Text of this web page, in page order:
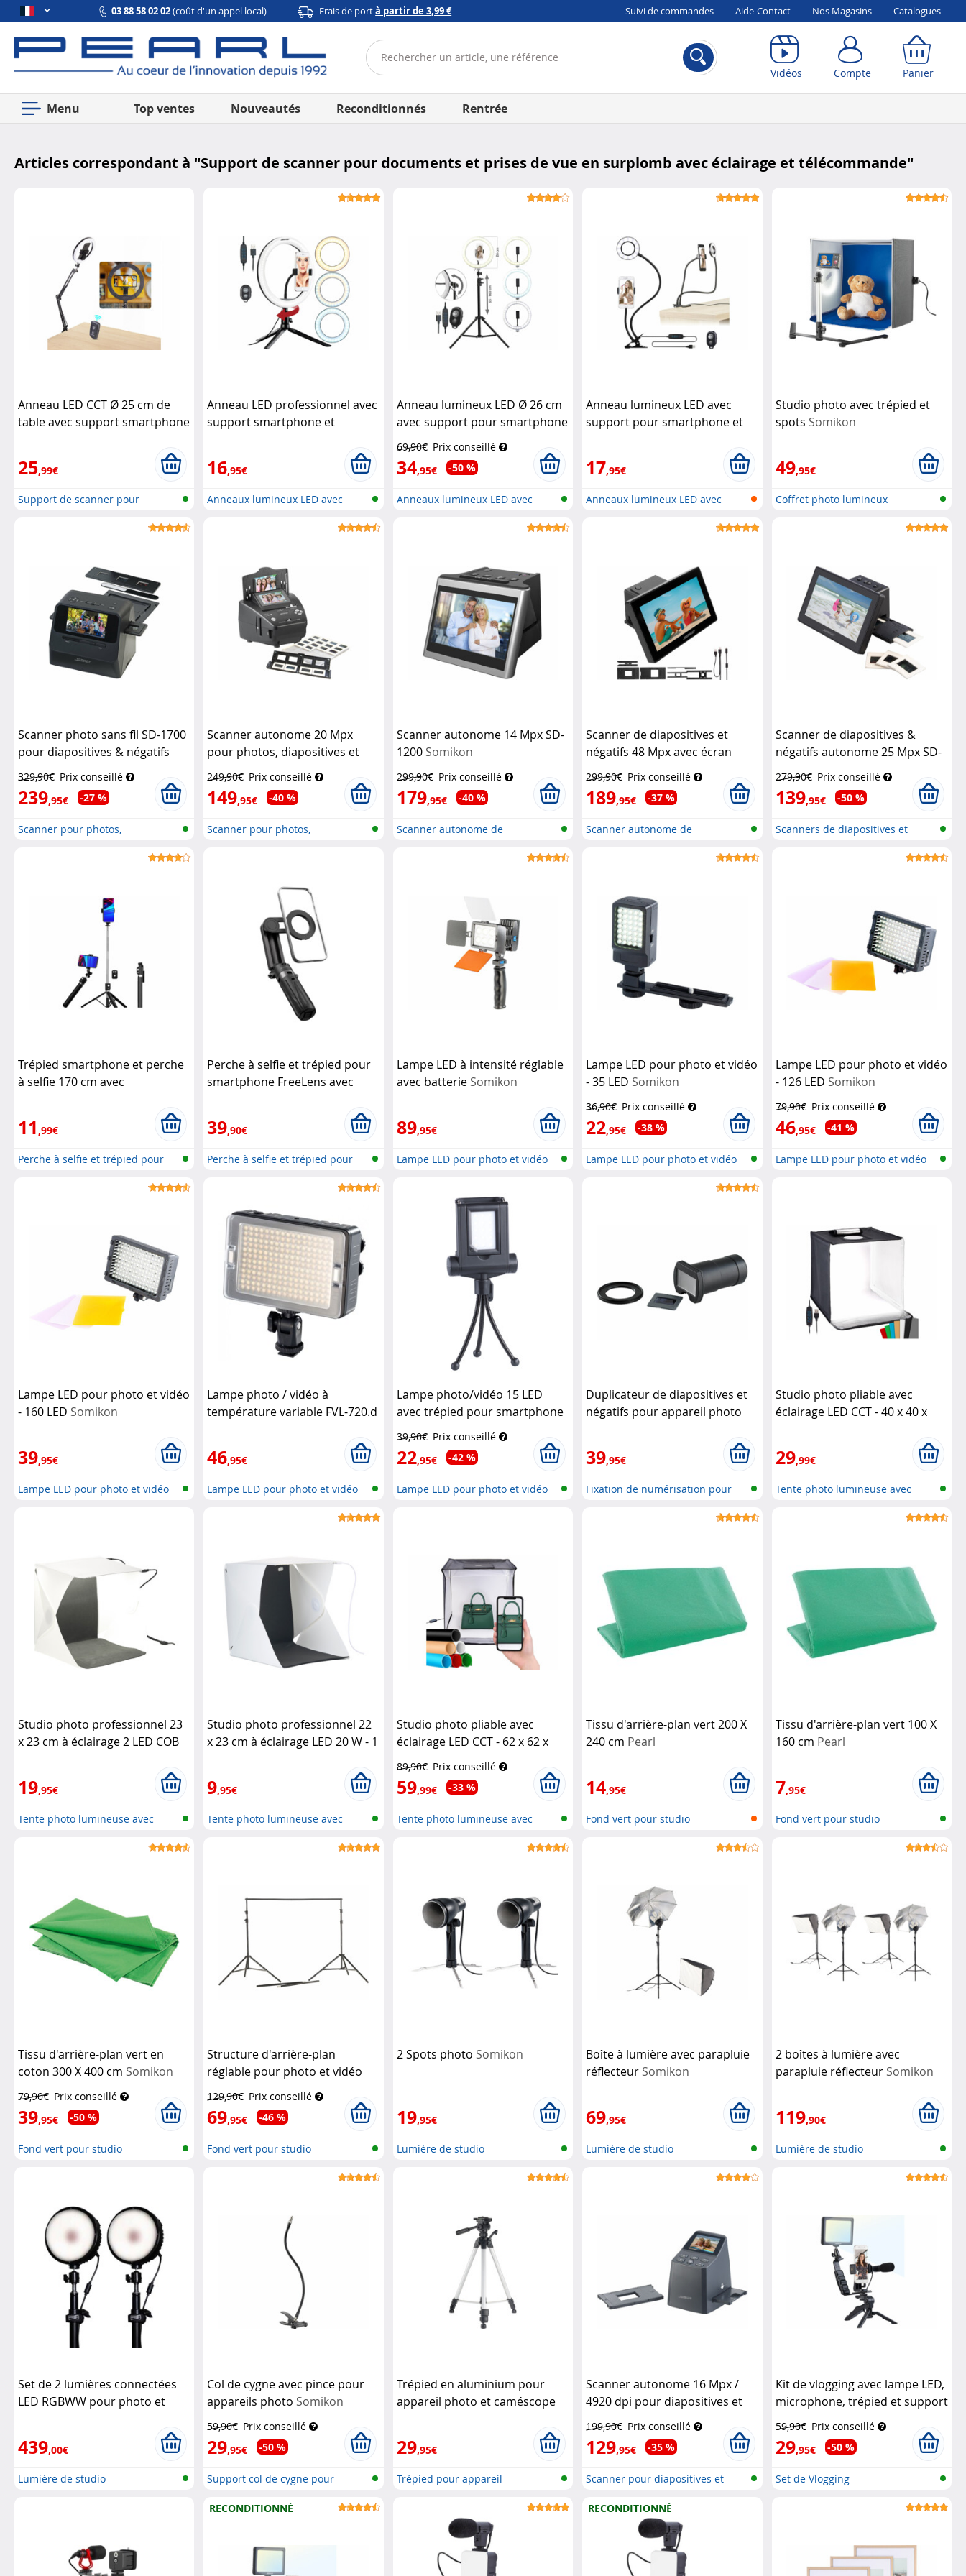
03 88 58 02 02(coût d'un appel local) Frais de portà partir de 3,99 € Suivi de commandes Aide-Contact Nos Magasins Catalogues
Vidéos Compte Panier
Menu Top ventes Nouveautés Reconditionnés Rentrée
Articles correspondant à "Support de scanner pour documents et prises de vue en surplomb avec éclairage et télécommande"
Anneau LED CCT Ø 25 cm de
table avec support smartphone
25,99€
Support de scanner pour
Anneau LED professionnel avec
support smartphone et
16,95€
Anneaux lumineux LED avec
Anneau lumineux LED Ø 26 cm
avec support pour smartphone
Somikon
69,90€ Prix conseillé
34,95€ -50 %
Anneaux lumineux LED avec
Anneau lumineux LED avec
support pour smartphone et
17,95€
Anneaux lumineux LED avec
Studio photo avec trépied et
spots Somikon
49,95€
Coffret photo lumineux
Scanner photo sans fil SD-1700
pour diapositives & négatifs
329,90€ Prix conseillé
239,95€ -27 %
Scanner pour photos,
Scanner autonome 20 Mpx
pour photos, diapositives et
Somikon
249,90€ Prix conseillé
149,95€ -40 %
Scanner pour photos,
Scanner autonome 14 Mpx SD-
1200 Somikon
299,90€ Prix conseillé
179,95€ -40 %
Scanner autonome de
Scanner de diapositives et
négatifs 48 Mpx avec écran
tactile 7" SD-1805Somikon
299,90€ Prix conseillé
189,95€ -37 %
Scanner autonome de
Scanner de diapositives &
négatifs autonome 25 Mpx SD-
279,90€ Prix conseillé
139,95€ -50 %
Scanners de diapositives et
Trépied smartphone et perche
à selfie 170 cm avec
11,99€
Perche à selfie et trépied pour
Perche à selfie et trépied pour
smartphone FreeLens avec
39,90€
Perche à selfie et trépied pour
Lampe LED à intensité réglable
avec batterie Somikon
89,95€
Lampe LED pour photo et vidéo
Lampe LED pour photo et vidéo
- 35 LED Somikon
36,90€ Prix conseillé
22,95€ -38 %
Lampe LED pour photo et vidéo
Lampe LED pour photo et vidéo
- 126 LED Somikon
79,90€ Prix conseillé
46,95€ -41 %
Lampe LED pour photo et vidéo
Lampe LED pour photo et vidéo
- 160 LED Somikon
39,95€
Lampe LED pour photo et vidéo
Lampe photo / vidéo à
température variable FVL-720.d
46,95€
Lampe LED pour photo et vidéo
Lampe photo/vidéo 15 LED
avec trépied pour smartphone
et perche à selfie Somikon
39,90€ Prix conseillé
22,95€ -42 %
Lampe LED pour photo et vidéo
Duplicateur de diapositives et
négatifs pour appareil photo
39,95€
Fixation de numérisation pour
Studio photo pliable avec
éclairage LED CCT - 40 x 40 x
29,99€
Tente photo lumineuse avec
Studio photo professionnel 23
x 23 cm à éclairage 2 LED COB
19,95€
Tente photo lumineuse avec
Studio photo professionnel 22
x 23 cm à éclairage LED 20 W - 1
9,95€
Tente photo lumineuse avec
Studio photo pliable avec
éclairage LED CCT - 62 x 62 x
89,90€ Prix conseillé
59,99€ -33 %
Tente photo lumineuse avec
Tissu d'arrière-plan vert 200 X
240 cm Pearl
14,95€
Fond vert pour studio
Tissu d'arrière-plan vert 100 X
160 cm Pearl
7,95€
Fond vert pour studio
Tissu d'arrière-plan vert en
coton 300 X 400 cm Somikon
79,90€ Prix conseillé
39,95€ -50 %
Fond vert pour studio
Structure d'arrière-plan
réglable pour photo et vidéo
129,90€ Prix conseillé
69,95€ -46 %
Fond vert pour studio
2 Spots photo Somikon
19,95€
Lumière de studio
Boîte à lumière avec parapluie
réflecteur Somikon
69,95€
Lumière de studio
2 boîtes à lumière avec
parapluie réflecteur Somikon
119,90€
Lumière de studio
Set de 2 lumières connectées
LED RGBWW pour photo et
439,00€
Lumière de studio
Col de cygne avec pince pour
appareils photo Somikon
59,90€ Prix conseillé
29,95€ -50 %
Support col de cygne pour
Trépied en aluminium pour
appareil photo et caméscope
29,95€
Trépied pour appareil
Scanner autonome 16 Mpx /
4920 dpi pour diapositives et
négatifs SD-1500.digSomikon
199,90€ Prix conseillé
129,95€ -35 %
Scanner pour diapositives et
Kit de vlogging avec lampe LED,
microphone, trépied et support
pour smartphone Somikon
59,90€ Prix conseillé
29,95€ -50 %
Set de Vlogging
RECONDITIONNÉ RECONDITIONNÉ
Compte Panier